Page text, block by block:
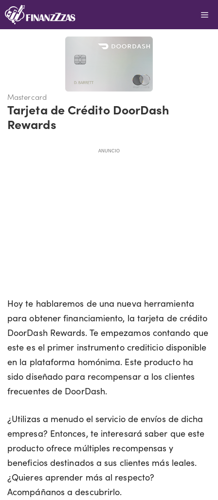
Saltar
al
Mastercard
Tarjeta de Crédito DoorDash
Rewards
ANUNCIO
Hoy te hablaremos de una nueva herramienta
para obtener financiamiento, la tarjeta de crédito
DoorDash Rewards. Te empezamos contando que
este es el primer instrumento crediticio disponible
en la plataforma homónima. Este producto ha
sido diseñado para recompensar a los clientes
frecuentes de DoorDash.
¿Utilizas a menudo el servicio de envíos de dicha
empresa? Entonces, te interesará saber que este
producto ofrece múltiples recompensas y
beneficios destinados a sus clientes más leales.
¿Quieres aprender más al respecto?
Acompáñanos a descubrirlo.